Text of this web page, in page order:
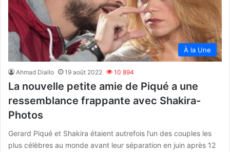
À la Une
Ahmad Diallo 19 août 2022 10 894
La nouvelle petite amie de Piqué a une
ressemblance frappante avec Shakira-
Photos
Gerard Piqué et Shakira étaient autrefois l’un des couples les
plus célèbres au monde avant leur séparation en juin après 12